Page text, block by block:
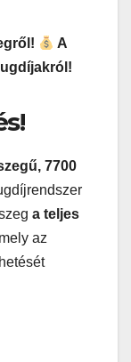
A
7700
a teljes
az